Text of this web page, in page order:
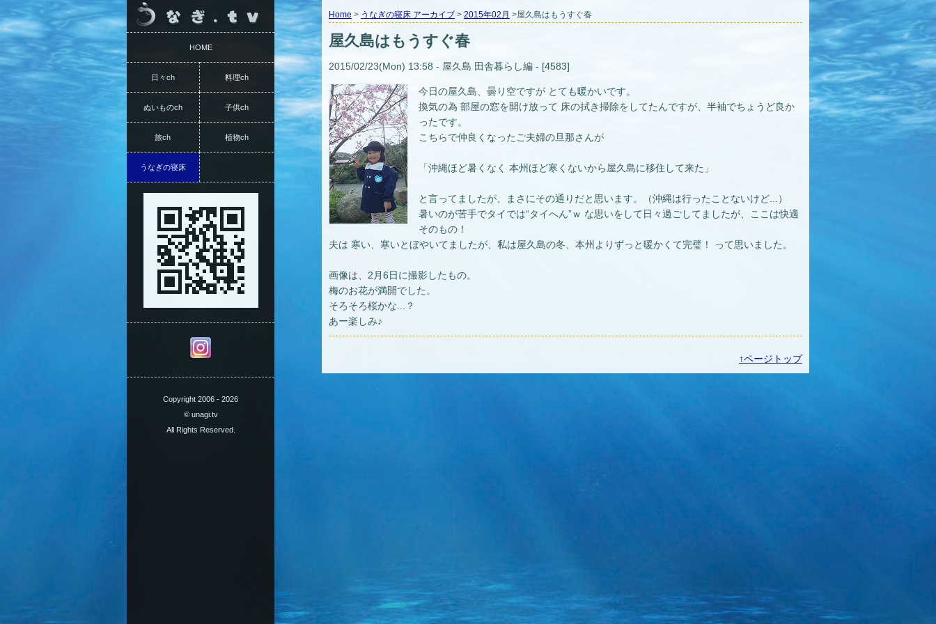
Home > うなぎの寝床 アーカイブ > 2015年02月 >屋久島はもうすぐ春
屋久島はもうすぐ春
2015/02/23(Mon) 13:58 - 屋久島 田舎暮らし編 - [4583]
今日の屋久島、曇り空ですが とても暖かいです。
換気の為 部屋の窓を開け放って 床の拭き掃除をしてたんですが、半袖でちょうど良か
ったです。
こちらで仲良くなったご夫婦の旦那さんが
「沖縄ほど暑くなく 本州ほど寒くないから屋久島に移住して来た」
と言ってましたが、まさにその通りだと思います。（沖縄は行ったことないけど...）
暑いのが苦手でタイでは“タイへん”ｗ な思いをして日々過ごしてましたが、ここは快適
そのもの！
夫は 寒い、寒いとぼやいてましたが、私は屋久島の冬、本州よりずっと暖かくて完璧！ って思いました。
画像は、2月6日に撮影したもの。
梅のお花が満開でした。
そろそろ桜かな...？
あー楽しみ♪
↑ページトップ
HOME
日々ch 料理ch
ぬいものch 子供ch
旅ch 植物ch
うなぎの寝床
Copyright 2006 - 2026
© unagi.tv
All Rights Reserved.